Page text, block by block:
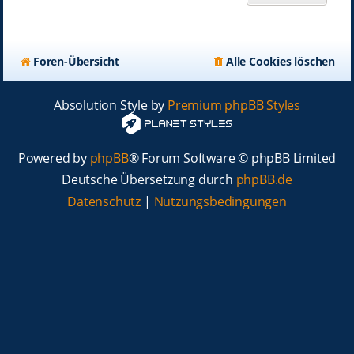
Foren-Übersicht Alle Cookies löschen
Absolution Style by Premium phpBB Styles
Powered by phpBB® Forum Software © phpBB Limited
Deutsche Übersetzung durch phpBB.de
Datenschutz | Nutzungsbedingungen